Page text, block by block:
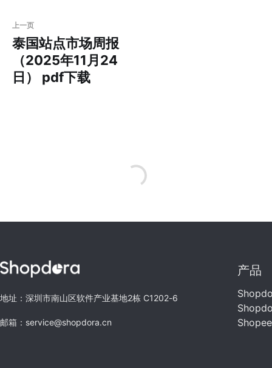
上一页
泰国站点市场周报
（2025年11月24
日） pdf下载
地址：深圳市南山区软件产业基地2栋 C1202-6
邮箱：service@shopdora.cn
产品